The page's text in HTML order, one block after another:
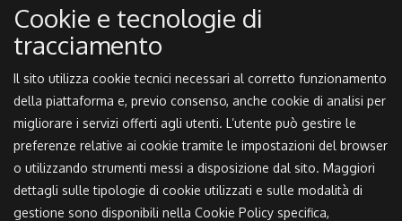
Cookie e tecnologie di
tracciamento
Il sito utilizza cookie tecnici necessari al corretto funzionamento
della piattaforma e, previo consenso, anche cookie di analisi per
migliorare i servizi offerti agli utenti. L’utente può gestire le
preferenze relative ai cookie tramite le impostazioni del browser
o utilizzando strumenti messi a disposizione dal sito. Maggiori
dettagli sulle tipologie di cookie utilizzati e sulle modalità di
gestione sono disponibili nella Cookie Policy specifica,